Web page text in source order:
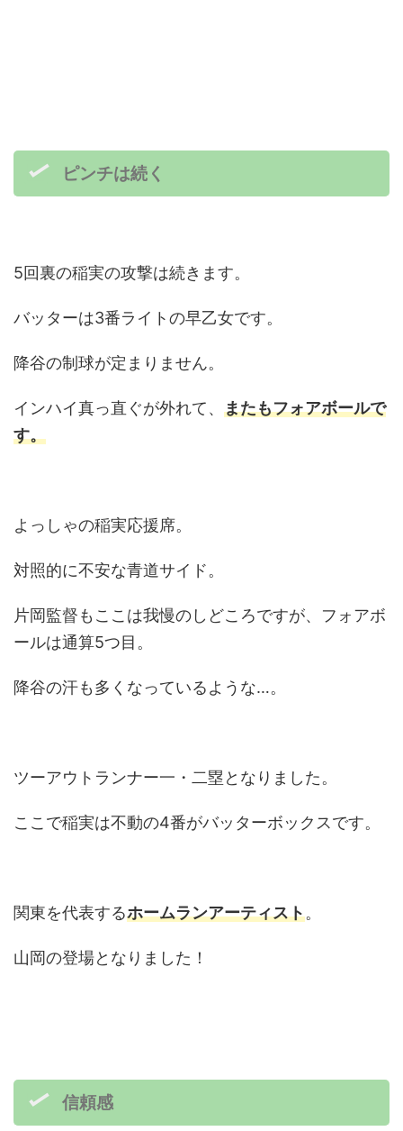
ピンチは続く
5回裏の稲実の攻撃は続きます。
バッターは3番ライトの早乙女です。
降谷の制球が定まりません。
インハイ真っ直ぐが外れて、 またもフォアボールで
す。
よっしゃの稲実応援席。
対照的に不安な青道サイド。
片岡監督もここは我慢のしどころですが、フォアボ
ールは通算5つ目。
降谷の汗も多くなっているような…。
ツーアウトランナー一・二塁となりました。
ここで稲実は不動の4番がバッターボックスです。
関東を代表するホームランアーティスト。
山岡の登場となりました！
信頼感